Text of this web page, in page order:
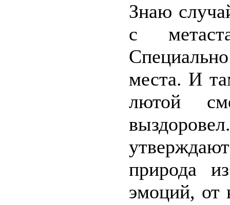
Знаю
с
места. И
лютой
природа
эмоций, от